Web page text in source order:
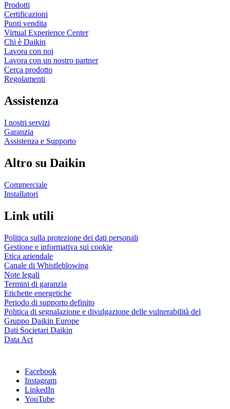
Prodotti
Certificazioni
Punti vendita
Virtual Experience Center
Chi è Daikin
Lavora con noi
Lavora con un nostro partner
Cerca prodotto
Regolamenti
Assistenza
I nostri servizi
Garanzia
Assistenza e Supporto
Altro su Daikin
Commerciale
Installatori
Link utili
Politica sulla protezione dei dati personali
Gestione e informativa sui cookie
Etica aziendale
Canale di Whistleblowing
Note legali
Termini di garanzia
Etichette energetiche
Periodo di supporto definito
Politica di segnalazione e divulgazione delle vulnerabilità del
Gruppo Daikin Europe
Dati Societari Daikin
Data Act
Facebook
Instagram
LinkedIn
YouTube